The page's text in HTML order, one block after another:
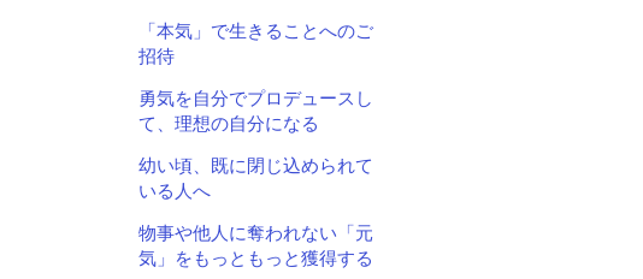
「本気」で生きることへのご
招待
勇気を自分でプロデュースし
て、理想の自分になる
幼い頃、既に閉じ込められて
いる人へ
物事や他人に奪われない「元
気」をもっともっと獲得する